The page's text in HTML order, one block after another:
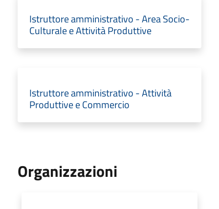
Istruttore amministrativo - Area Socio-
Culturale e Attività Produttive
Istruttore amministrativo - Attività
Produttive e Commercio
Organizzazioni